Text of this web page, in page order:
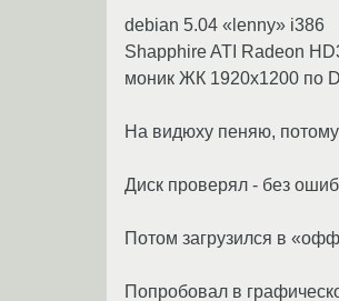
debian 5.04 «lenny» i386
Shapphire ATI Radeon
моник ЖК 1920х1200 по
На видюху пеняю, потому
Диск проверял - без
Потом загрузился в
Попробовал в